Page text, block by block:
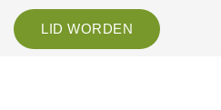
LID WORDEN